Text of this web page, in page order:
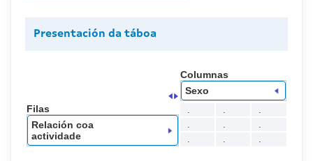
Presentación da táboa
Columnas
Sexo
Filas
Relación coa
actividade